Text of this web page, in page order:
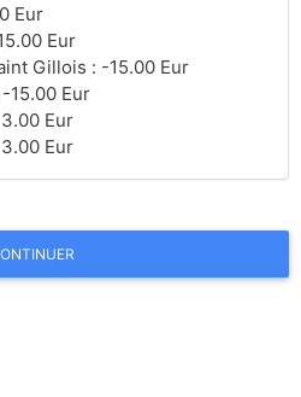
Eur
Eur
Gillois : -15.00 Eur
15.00 Eur
Eur
Eur